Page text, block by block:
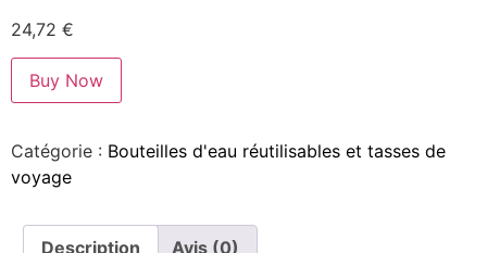
24,72 €
Buy Now
Catégorie : Bouteilles d'eau réutilisables et tasses de
voyage
Description Avis (0)